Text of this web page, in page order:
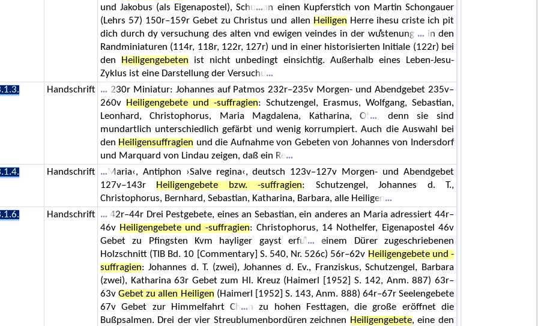
und Jakobus (als Eigenapostel), Schu
an einen Kupferstich von Martin Schongauer
(Lehrs 57) 150r–159r Gebet zu Christus und allen Heiligen Herre ihesu criste ich pit
dich durch dy versuchung des alten vnd ewigen veindes in der wuͤstenung
in den
Randminiaturen (114r, 118r, 122r, 127r) und in einer historisierten Initiale (122r) bei
den
Heiligengebeten ist nicht unbedingt einsichtig. Außerhalb eines Leben-Jesu-
Zyklus ist eine Darstellung der Versuchu
Handschrift
230r Miniatur: Johannes auf Patmos 232r–235v Morgen- und Abendgebet 235v–
260v
Heiligengebete und -suffragien: Schutzengel, Erasmus, Wolfgang, Sebastian,
Leonhard, Christophorus, Maria Magdalena, Katharina, Ot
, denn sie sind
mundartlich unterschiedlich gefärbt und wenig korrumpiert. Auch die Auswahl bei
den Heiligensuffragien und die Aufnahme von Gebeten von Johannes von Indersdorf
und Marquard von Lindau zeigen, daß ein Re
Handschrift
Maria‹, Antiphon ›Salve regina‹, deutsch 123v–127v Morgen- und Abendgebet
127v–143r Heiligengebete bzw. -suffragien: Schutzengel, Johannes d. T.,
Christophorus, Bernhard, Sebastian, Katharina, Barbara, alle Heiligen
Handschrift
42r–44r Drei Pestgebete, eines an Sebastian, ein anderes an Maria adressiert 44r–
46v Heiligengebete und -suffragien: Christophorus, 14 Nothelfer, Eigenapostel 46v
Gebet zu Pfingsten Kvm hayliger gayst erfuͤl
einem Dürer zugeschriebenen
Holzschnitt (TIB Bd. 10 [Commentary] S. 540, Nr. 526c) 56r–62v Heiligengebete und -
suffragien: Johannes d. T. (zwei), Johannes d. Ev., Franziskus, Schutzengel, Barbara
(zwei), Katharina 63r Gebet zum Hl. Kreuz (Haimerl [1952] S. 142, Anm. 887) 63r–
63vGebet zu allen Heiligen (Haimerl [1952] S. 143, Anm. 888) 64r–67r Seelengebete
67v Gebet zur Himmelfahrt Ch
n zu hohen Festtagen, die große eröffnet die
Bußpsalmen. Drei der vier Streublumenbordüren zeichnen Heiligengebete, eine den